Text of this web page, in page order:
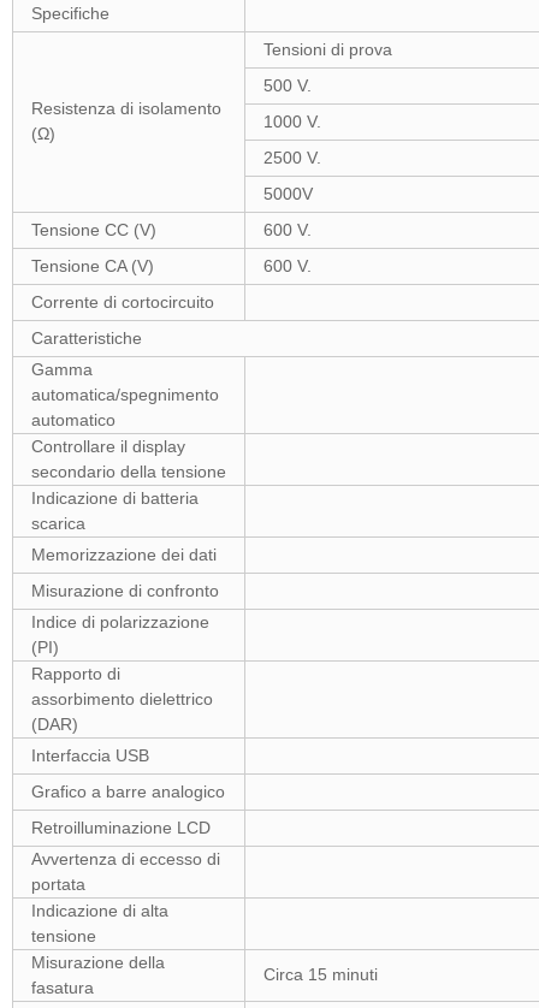
Specifiche
Resistenza di isolamento
(Ω)
Tensioni di prova
500 V.
1000 V.
2500 V.
5000V
Tensione CC (V)
600 V.
Tensione CA (V)
600 V.
Corrente di cortocircuito
Caratteristiche
Gamma
automatica/spegnimento
automatico
Controllare il display
secondario della tensione
Indicazione di batteria
scarica
Memorizzazione dei dati
Misurazione di confronto
Indice di polarizzazione
(PI)
Rapporto di
assorbimento dielettrico
(DAR)
Interfaccia USB
Grafico a barre analogico
Retroilluminazione LCD
Avvertenza di eccesso di
portata
Indicazione di alta
tensione
Misurazione della
fasatura
Circa 15 minuti